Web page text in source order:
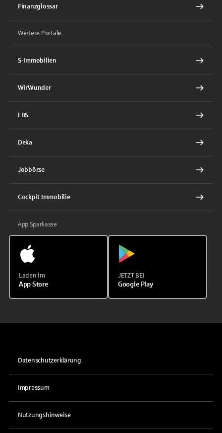
Finanzglossar
Weitere Portale
S-Immobilien
WirWunder
LBS
Deka
Jobbörse
Cockpit Immobilie
App Sparkasse
Laden im
App Store
JETZT BEI
Google Play
Datenschutzerklärung
Impressum
Nutzungshinweise